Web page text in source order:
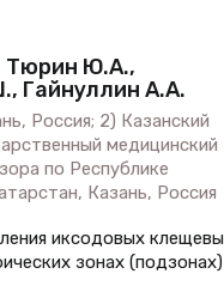
Тюрин Ю.А.,
Гайнуллин А.А.
Россия; 2) Казанский
медицинский
по Республике
Казань, Россия
иксодовых
зонах (подзонах)